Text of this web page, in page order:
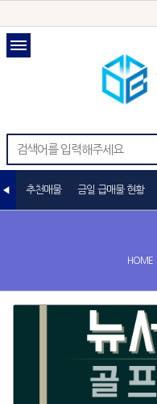
HOME
추천매물 금일 급매물 현황